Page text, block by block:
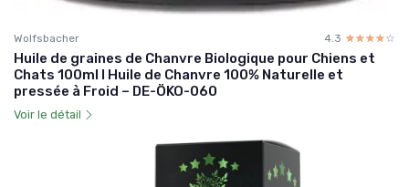
Wolfsbacher 4.3 ☆☆☆☆☆
★★★★★
Huile de graines de Chanvre Biologique pour Chiens et
Chats 100ml I Huile de Chanvre 100% Naturelle et
pressée à Froid – DE-ÖKO-060
Voir le détail